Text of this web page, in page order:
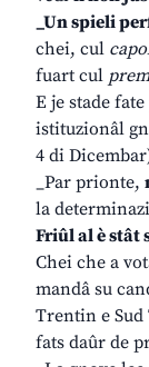
_Un spieli
chei, cul
fuart cul
E je stade
istituzionâl
4 di
_Par prionte,
la
Friûl al è stât
Chei che a
mandâ su
Trentin e
fats daûr de